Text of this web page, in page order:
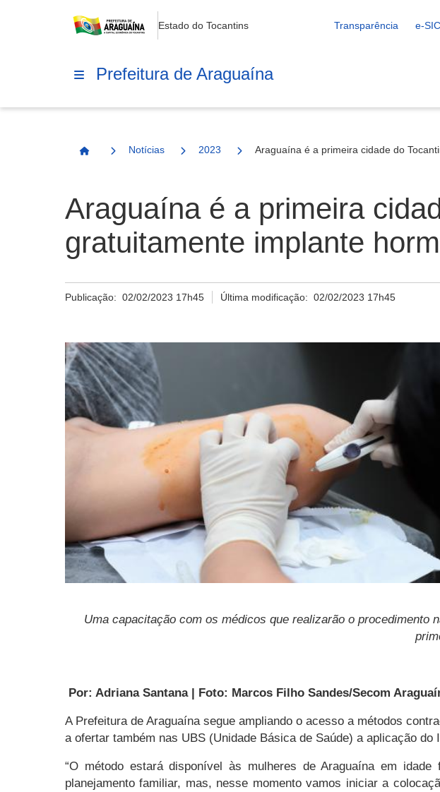
Estado do Tocantins Transparência e-SIC
Prefeitura de Araguaína
Página Inicial
Notícias 2023 Araguaína é a primeira cidade do
Araguaína é a primeira
gratuitamente implante
Publicação: 02/02/2023 17h45 Última modificação:02/02/2023 17h45
Uma capacitação com os médicos que realizarão o
Por: Adriana Santana | Foto: Marcos Filho Sandes/Secom
A Prefeitura de Araguaína segue ampliando o acesso a métodos
a ofertar também nas UBS (Unidade Básica de Saúde) a aplicação
“O método estará disponível às mulheres de Araguaína em
planejamento familiar, mas, nesse momento vamos iniciar a